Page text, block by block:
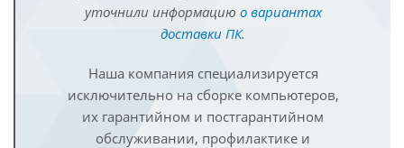
уточнили информацию о вариантах
доставки ПК.
Наша компания специализируется
исключительно на сборке компьютеров,
их гарантийном и постгарантийном
обслуживании, профилактике и